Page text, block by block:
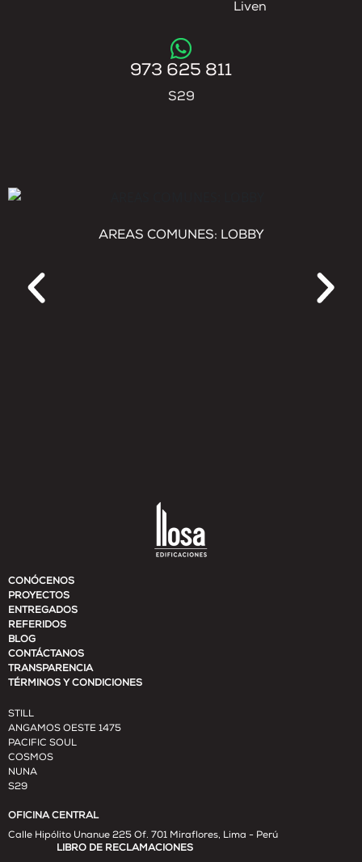
Liven
973 625 811
S29
AREAS COMUNES: LOBBY
CONÓCENOS
PROYECTOS
ENTREGADOS
REFERIDOS
BLOG
CONTÁCTANOS
TRANSPARENCIA
TÉRMINOS Y CONDICIONES
STILL
ANGAMOS OESTE 1475
PACIFIC SOUL
COSMOS
NUNA
S29
OFICINA CENTRAL
Calle Hipólito Unanue 225 Of. 701 Miraflores, Lima - Perú
LIBRO DE RECLAMACIONES